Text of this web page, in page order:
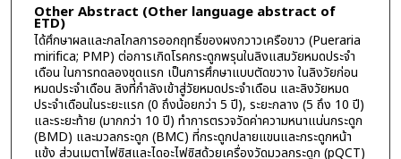
Other Abstract (Other language abstract of
ETD)
ได้ศึกษาผลและกลไกลการออกฤทธิ์ของผงกวาวเครือขาว (Pueraria
mirifica; PMP) ต่อการเกิดโรคกระดูกพรุนในลิงแสมวัยหมดประจำ
เดือน ในการทดลองชุดแรก เป็นการศึกษาแบบตัดขวาง ในลิงวัยก่อน
หมดประจำเดือน ลิงที่กำลังเข้าสู่วัยหมดประจำเดือน และลิงวัยหมด
ประจำเดือนในระยะแรก (0 ถึงน้อยกว่า 5 ปี), ระยะกลาง (5 ถึง 10 ปี)
และระยะท้าย (มากกว่า 10 ปี) ทำการตรวจวัดค่าความหนาแน่นกระดูก
(BMD) และมวลกระดูก (BMC) ที่กระดูกปลายแขนและกระดูกหน้า
แข้ง ส่วนเมตาไฟซิสและไดอะไฟซิสด้วยเครื่องวัดมวลกระดูก (pQCT)